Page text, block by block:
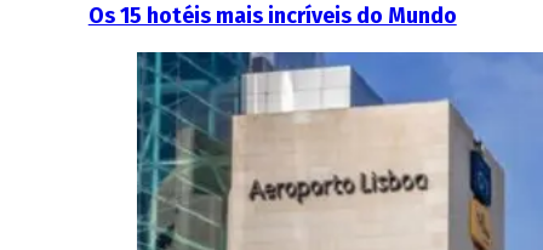
Os 15 hotéis mais incríveis do Mundo